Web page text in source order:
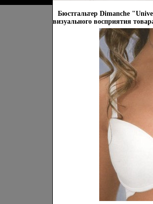
Бюстгальтер Dimanche
визуального восприятия